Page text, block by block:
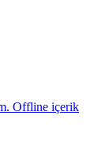
Offline içerik